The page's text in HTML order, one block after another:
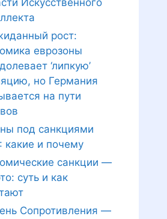
Искусственного
рост:
еврозоны
‘липкую’
но Германия
на пути
под санкциями
и почему
санкции —
суть и как
Сопротивления —